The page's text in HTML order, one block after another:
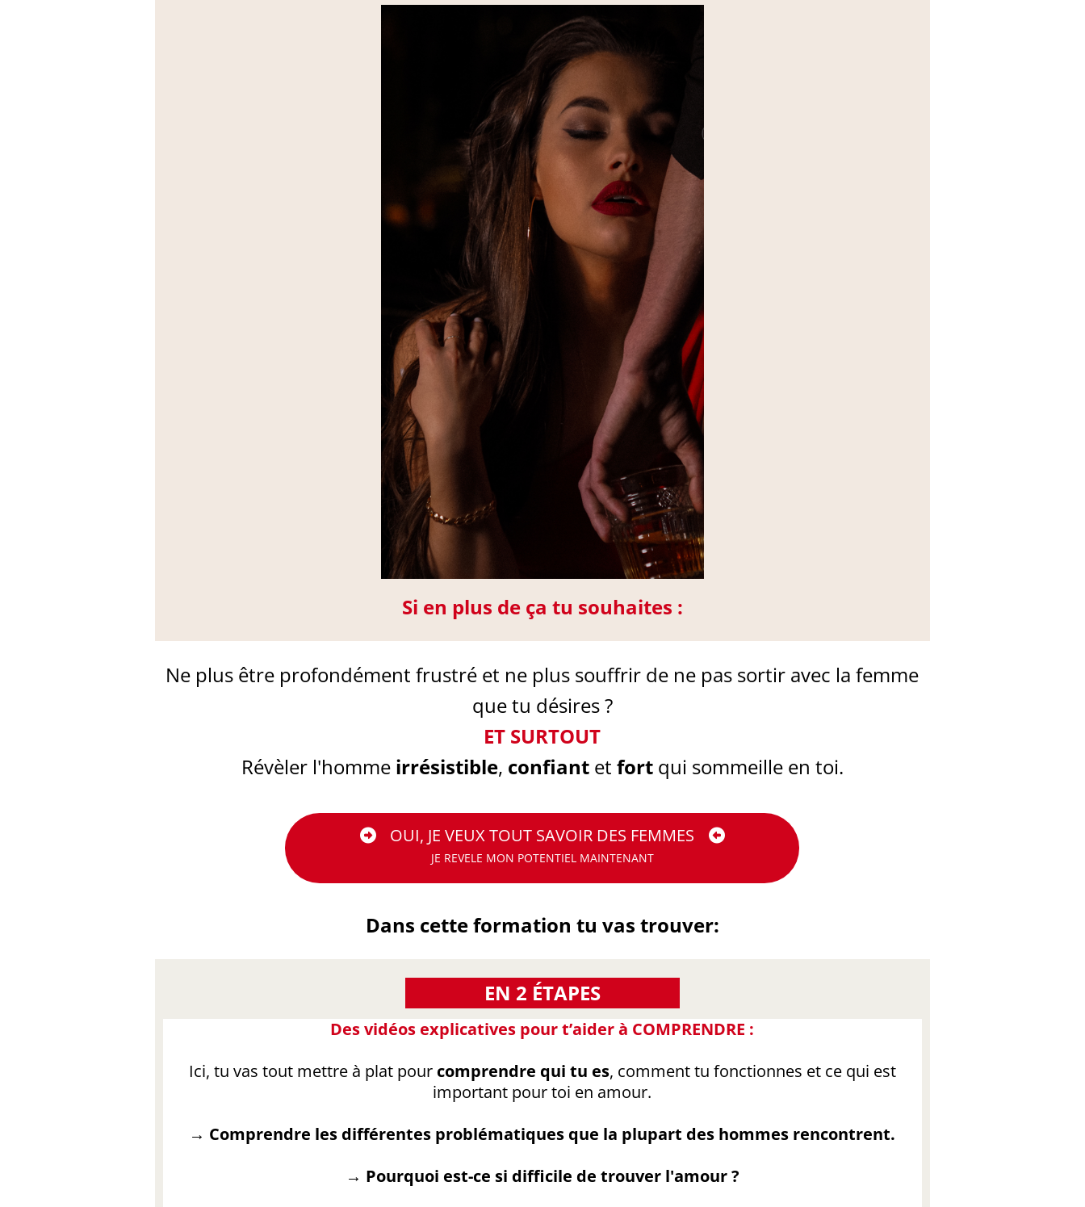
Si en plus de ça tu souhaites :
Ne plus être profondément frustré et ne plus souffrir de ne pas sortir avec la femme
que tu désires ?
ET SURTOUT
​Révèler l'homme irrésistible, confiantet fortqui sommeille en toi.
OUI, JE VEUX TOUT SAVOIR DES FEMMES
JE REVELE MON POTENTIEL MAINTENANT
Dans cette formation tu vas trouver:
EN 2 ÉTAPES
Des vidéos explicatives pour t’aider à COMPRENDRE :
Ici, tu vas tout mettre à plat pour comprendre qui tu es, comment tu fonctionnes et ce qui est
important pour toi en amour.
→ Comprendre les différentes problématiques que la plupart des hommes rencontrent.
→ Pourquoi est-ce si difficile de trouver l'amour ?